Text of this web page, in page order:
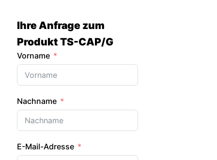
springenIhre Anfrage zum
Produkt TS-CAP/G
Vorname
Nachname
E-Mail-Adresse